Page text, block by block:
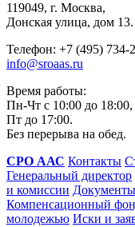
119049, г. Москва,
Донская улица, дом 13.
Телефон: +7 (495) 734-
info@sroaas.ru
Время работы:
Пн-Чт с 10:00 до 18:00,
Пт до 17:00.
Без перерыва на обед.
СРО ААС Контакты
Генеральный директор
и комиссии Документы
Компенсационный
молодежью Иски и